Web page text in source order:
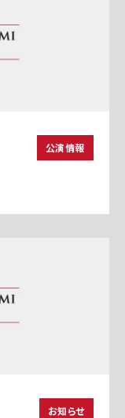
公演情報
お知らせ